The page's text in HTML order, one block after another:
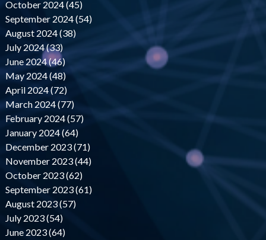
October 2024 (45)
September 2024 (54)
August 2024 (38)
July 2024 (33)
June 2024 (46)
May 2024 (48)
April 2024 (72)
March 2024 (77)
February 2024 (57)
January 2024 (64)
December 2023 (71)
November 2023 (44)
October 2023 (62)
September 2023 (61)
August 2023 (57)
July 2023 (54)
June 2023 (64)